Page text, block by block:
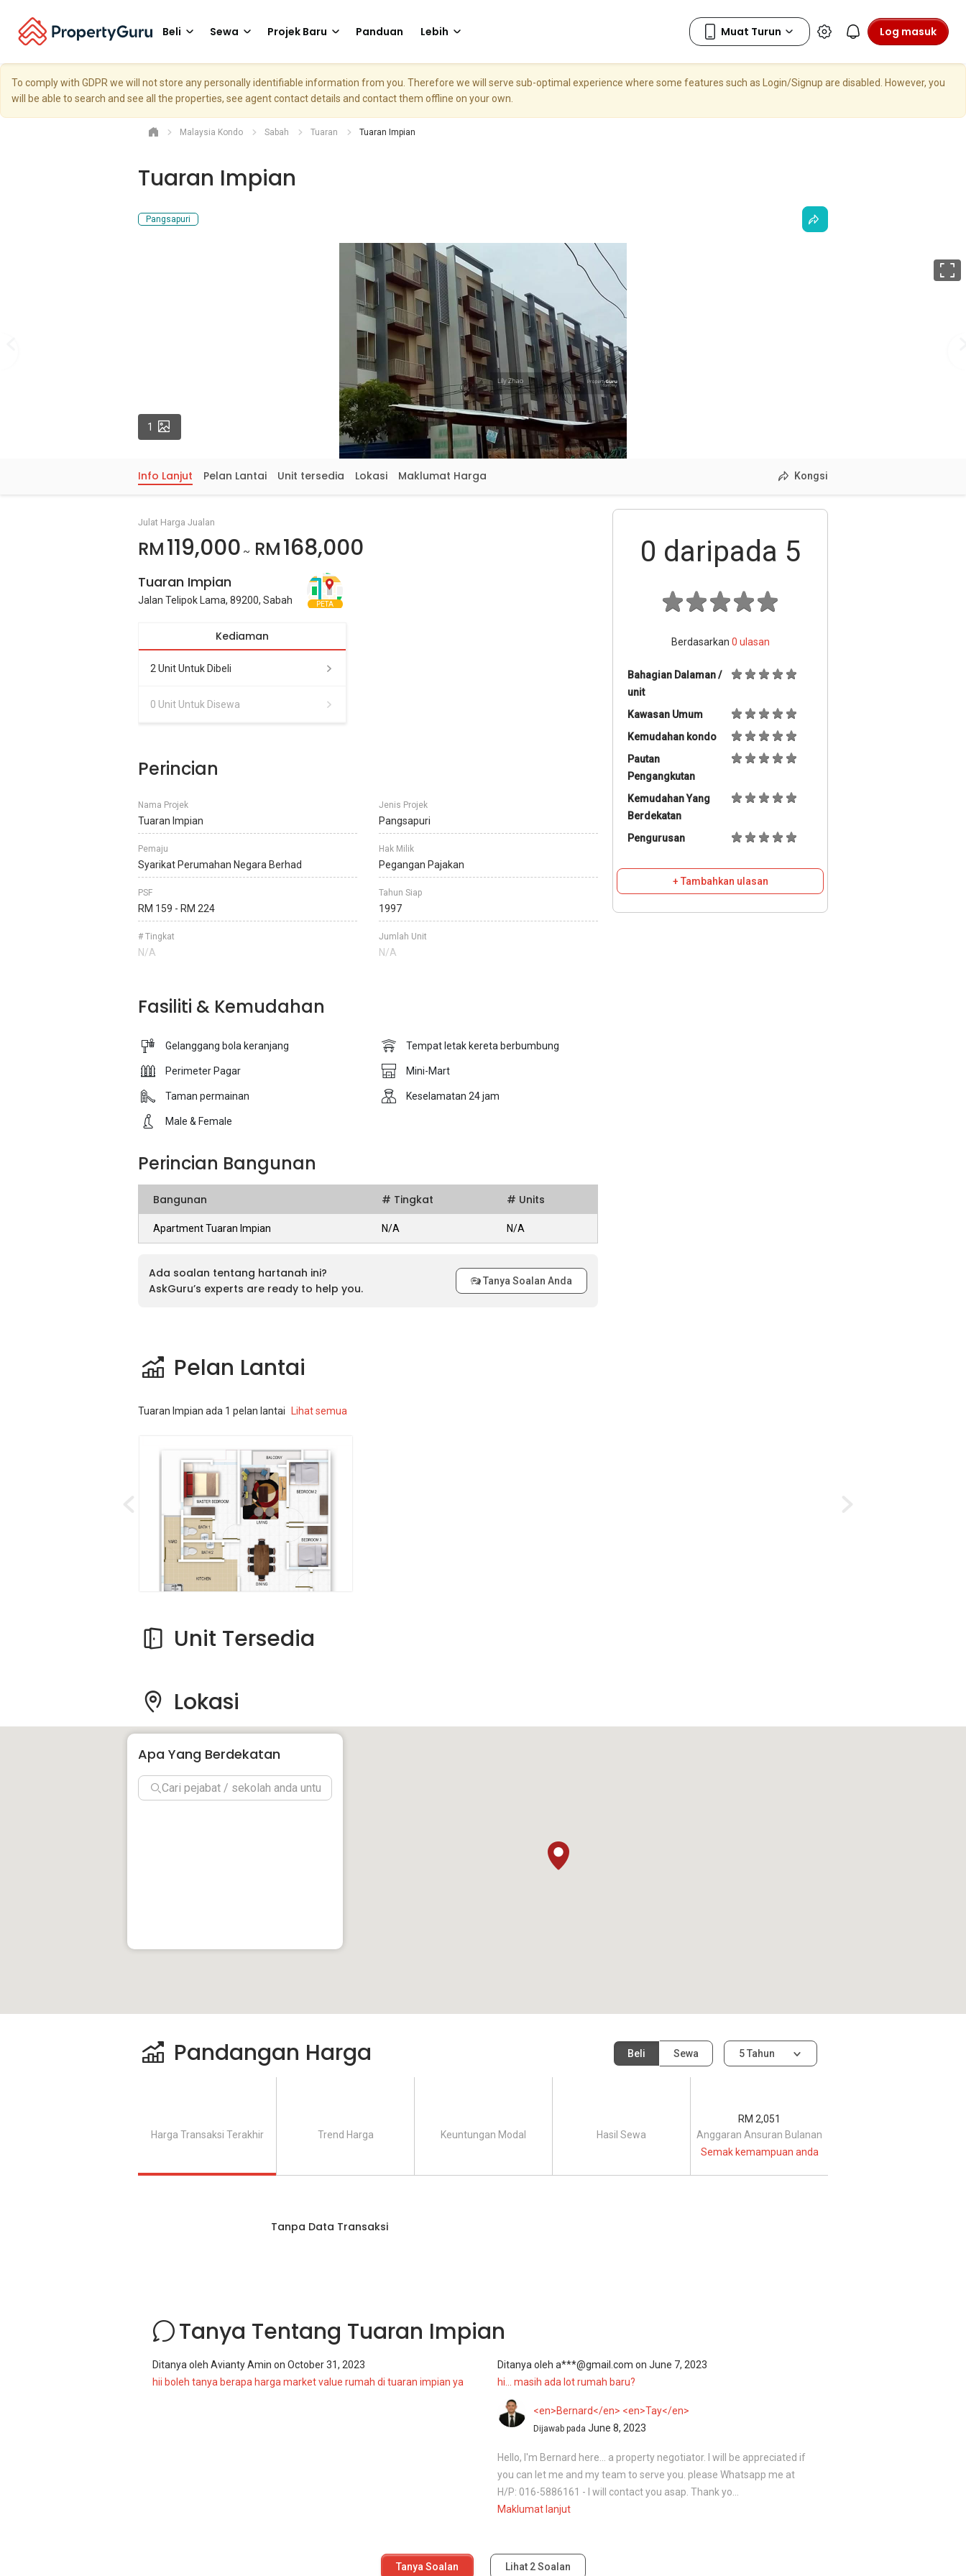
Beli Sewa Projek Baru Panduan Lebih Log masuk
To comply with GDPR we will not store any personally identifiable information from you. Therefore we will serve sub-optimal experience where some features such as Login/Signup are disabled. However, you
will be able to search and see all the properties, see agent contact details and contact them offline on your own.
Malaysia Kondo Sabah Tuaran Tuaran Impian
Tuaran Impian
Pangsapuri
1
Info Lanjut Pelan Lantai Unit tersedia Lokasi Maklumat Harga Kongsi
Julat Harga Jualan
RM119,000 ~ RM168,000
Tuaran Impian
Jalan Telipok Lama, 89200, Sabah PETA
Kediaman
2 Unit Untuk Dibeli
0 Unit Untuk Disewa
Perincian
Nama Projek
Tuaran Impian
Jenis Projek
Pangsapuri
Pemaju
Syarikat Perumahan Negara Berhad
Hak Milik
Pegangan Pajakan
PSF
RM 159 - RM 224
Tahun Siap
1997
# Tingkat
N/A
Jumlah Unit
N/A
Fasiliti & Kemudahan
Gelanggang bola keranjang Tempat letak kereta berbumbung
Perimeter Pagar Mini-Mart
Taman permainan Keselamatan 24 jam
Male & Female
Perincian Bangunan
Bangunan # Tingkat # Units
Apartment Tuaran Impian N/A N/A
Ada soalan tentang hartanah ini?
AskGuru’s experts are ready to help you.
Tanya Soalan Anda
0 daripada 5
Berdasarkan 0 ulasan
Bahagian Dalaman /
unit
Kawasan Umum
Kemudahan kondo
Pautan
Pengangkutan
Kemudahan Yang
Berdekatan
Pengurusan
+ Tambahkan ulasan
Pelan Lantai
Tuaran Impian ada 1 pelan lantai Lihat semua
Unit Tersedia
Lokasi
Apa Yang Berdekatan
Pandangan Harga Beli Sewa 5 Tahun
Harga Transaksi Terakhir
Tanpa Data Transaksi
Trend Harga Keuntungan Modal Hasil Sewa Anggaran Ansuran Bulanan
RM 2,051
Semak kemampuan anda
Tanya Tentang Tuaran Impian
Ditanya oleh Avianty Amin on October 31, 2023
hii boleh tanya berapa harga market value rumah di tuaran impian ya
Ditanya oleh a***@gmail.com on June 7, 2023
hi... masih ada lot rumah baru?
<en>Bernard</en> <en>Tay</en>
Dijawab pada June 8, 2023
Hello, I'm Bernard here... a property negotiator. I will be appreciated if
you can let me and my team to serve you. please Whatsapp me at
H/P: 016-5886161 - I will contact you asap. Thank yo...
Maklumat lanjut
Tanya Soalan Lihat 2Soalan